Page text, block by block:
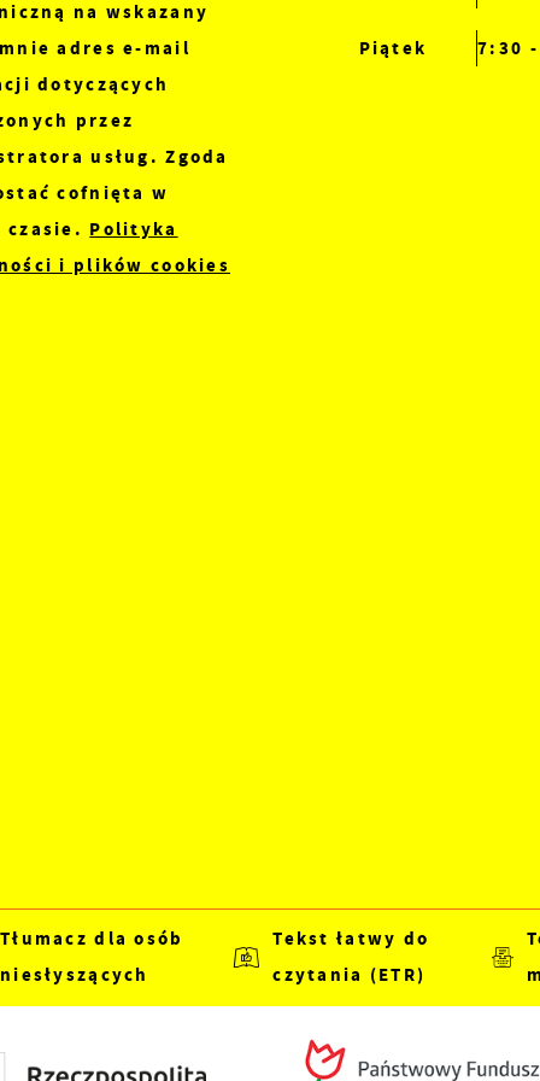
na wskazany
adres e-mail
dotyczących
przez
usług. Zgoda
cofnięta w
czasie. Polityka
i plików cookies
Piątek 7:30
Tłumacz dla osób
niesłyszących
Tekst łatwy do
czytania (ETR)
ofert, komunikatów mediów społecznościowych.